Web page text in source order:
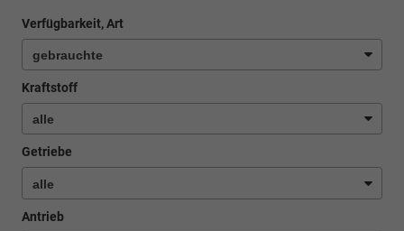
Verfügbarkeit, Art
Kraftstoff
Getriebe
Antrieb